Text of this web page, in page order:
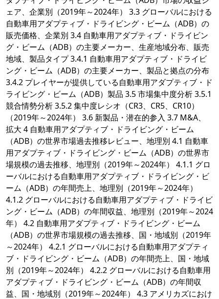
ェア、企業別（2019年～2024年） 3.3 グローバルにおける
自動車用アダプティブ・ドライビング・ビーム（ADB）の
販売価格、企業別 3.4 自動車用アダプティブ・ドライビン
グ・ビーム（ADB）の主要メーカー、生産地域分布、販売
地域、製品タイプ 3.4.1 自動車用アダプティブ・ドライビ
ング・ビーム（ADB）の主要メーカー、製品と拠点の分布
3.4.2 プレイヤーが提供している自動車用アダプティブ・ド
ライビング・ビーム（ADB）製品 3.5 市場集中度分析 3.5.1
競合情勢分析 3.5.2 集中度レシオ（CR3、CR5、CR10）
（2019年～2024年） 3.6 新製品・潜在的参入 3.7 M&A、
拡大 4 自動車用アダプティブ・ドライビング・ビーム
（ADB）の世界市場過去推移レビュー、地理別 4.1 自動車
用アダプティブ・ドライビング・ビーム（ADB）の世界市
場規模の過去推移、地理別（2019年～2024年） 4.1.1 グロ
ーバルにおける自動車用アダプティブ・ドライビング・ビ
ーム（ADB）の年間売上、地理別（2019年～2024年）
4.1.2 グローバルにおける自動車用アダプティブ・ドライビ
ング・ビーム（ADB）の年間収益、地理別（2019年～2024
年） 4.2 自動車用アダプティブ・ドライビング・ビーム
（ADB）の世界市場規模の過去推移、国・地域別（2019年
～2024年） 4.2.1 グローバルにおける自動車用アダプティ
ブ・ドライビング・ビーム（ADB）の年間売上、国・地域
別（2019年～2024年） 4.2.2 グローバルにおける自動車用
アダプティブ・ドライビング・ビーム（ADB）の年間収
益、国・地域別（2019年～2024年） 4.3 アメリカズにおけ